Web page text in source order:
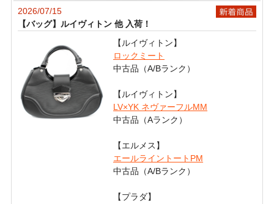
2026/07/15
【バッグ】ルイヴィトン 他 入荷！
【ルイヴィトン】
ロックミート
中古品（A/Bランク）
【ルイヴィトン】
LV×YK ネヴァーフルMM
中古品（Aランク）
【エルメス】
エールライントートPM
中古品（A/Bランク）
【プラダ】